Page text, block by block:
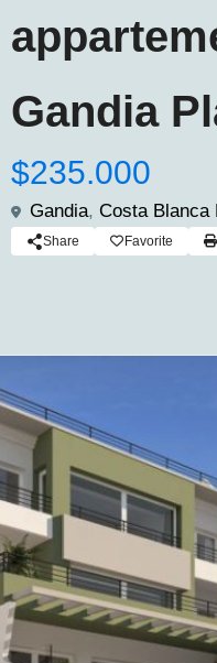
Gandia
$235.000
Gandia, Costa Blanca
Share Favorite